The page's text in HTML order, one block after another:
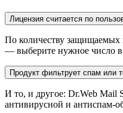
Лицензия считается по
По количеству защищаемых
— выберите нужное число в
Продукт фильтрует спам или
И то, и другое: Dr.Web Mail
антивирусной и антиспам-